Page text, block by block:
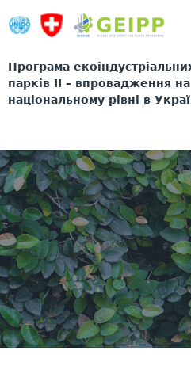
Програма
парків II – впровадження на
національному рівні в